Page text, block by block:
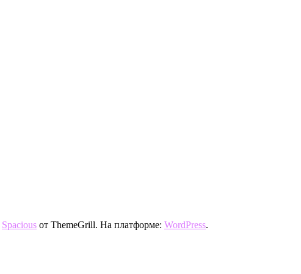
Spacious от ThemeGrill. На платформе: WordPress.